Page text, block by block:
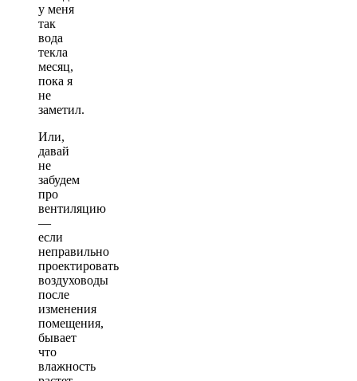
у меня
так
вода
текла
месяц,
пока я
не
заметил.
Или,
давай
не
забудем
про
вентиляцию
—
если
неправильно
проектировать
воздуховоды
после
изменения
помещения,
бывает
что
влажность